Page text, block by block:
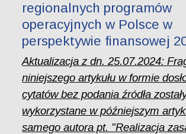
regionalnych programów
operacyjnych w Polsce w
perspektywie finansowej
Aktualizacja z dn. 25.07.2024:
niniejszego artykułu w formie
cytatów bez podania źródła
wykorzystane w późniejszym
samego autora pt. "Realizacja